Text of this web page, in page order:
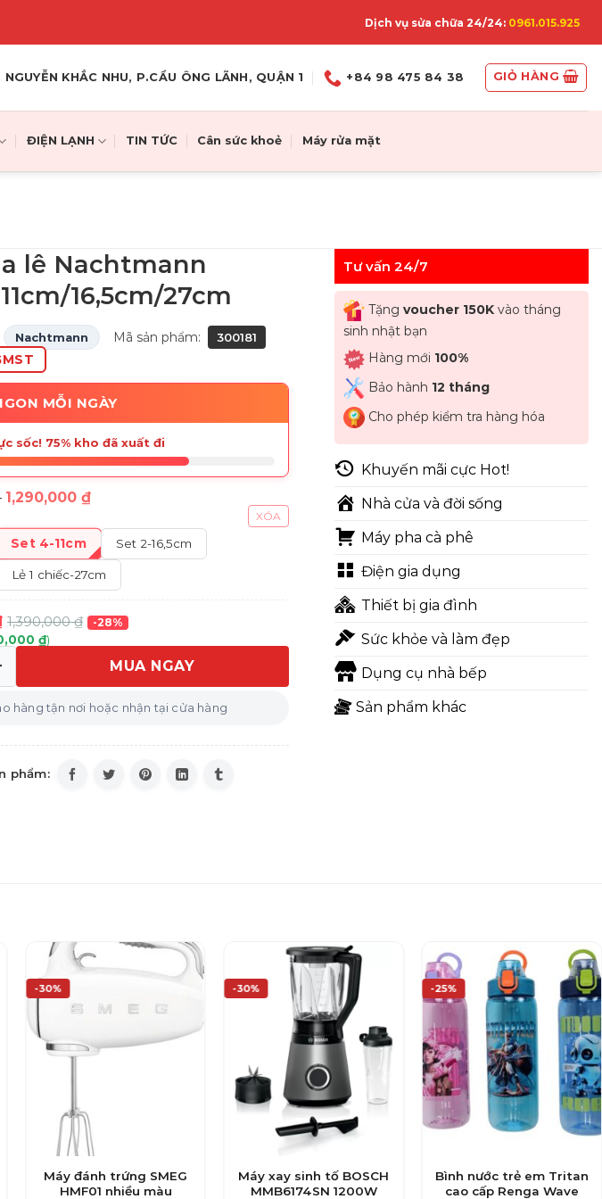
Dịch vụ sửa chữa 24/24: 0961.015.925
KHẮC NHU, P.CẦU ÔNG LÃNH, QUẬN 1 +84 98 475 84 38 GIỎ HÀNG
ĐIỆN LẠNH TIN TỨC Cân sức khoẻ Máy rửa mặt
lê Nachtmann
16,5cm/27cm
Nachtmann Mã sản phẩm: 300181
MỖI NGÀY
sốc! 75% kho đã xuất đi
1,290,000 ₫Khoảng
từ
950,000 ₫
đến
1,290,000 ₫
Set 4-11cm Set 2-16,5cm
Lẻ 1 chiếc-27cm
XÓA
1,390,000₫ -28%
₫)
Ethno 11cm/16,5cm/27cm số lượng
MUA NGAY
hàng tận nơi hoặc nhận tại cửa hàng
Tư vấn 24/7
Tặng voucher 150Kvào tháng
sinh nhật bạn
Hàng mới 100%
Bảo hành 12 tháng
Cho phép kiểm tra hàng hóa
Khuyến mãi cực Hot!
Nhà cửa và đời sống
Máy pha cà phê
Điện gia dụng
Thiết bị gia đình
Sức khỏe và làm đẹp
Dụng cụ nhà bếp
Sản phẩm khác
-30%
Máy đánh trứng SMEG
HMF01 nhiều màu
-30%
Máy xay sinh tố BOSCH
MMB6174SN 1200W
-25%
Bình nước trẻ em Tritan
cao cấp Renga Wave